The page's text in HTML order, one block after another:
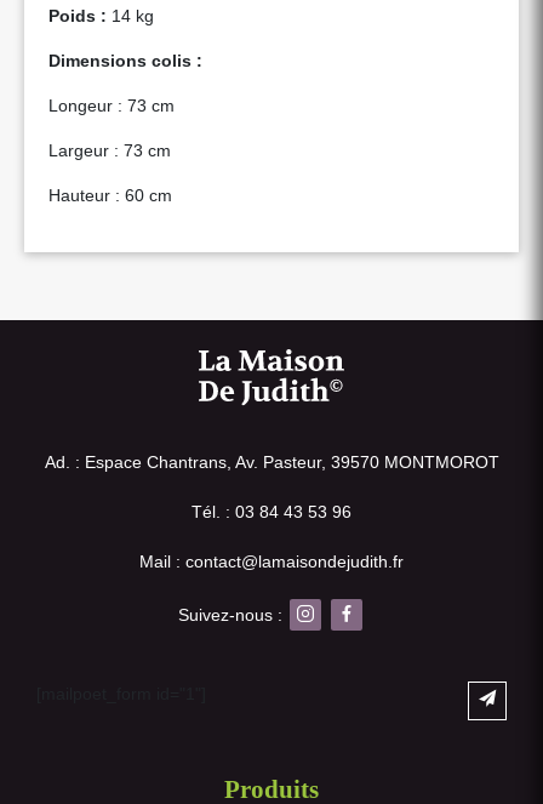
Poids : 14 kg
Dimensions colis :
Longeur : 73 cm
Largeur : 73 cm
Hauteur : 60 cm
Ad. : Espace Chantrans, Av. Pasteur, 39570 MONTMOROT
Tél. : 03 84 43 53 96
Mail : contact@lamaisondejudith.fr
Suivez-nous :
Produits